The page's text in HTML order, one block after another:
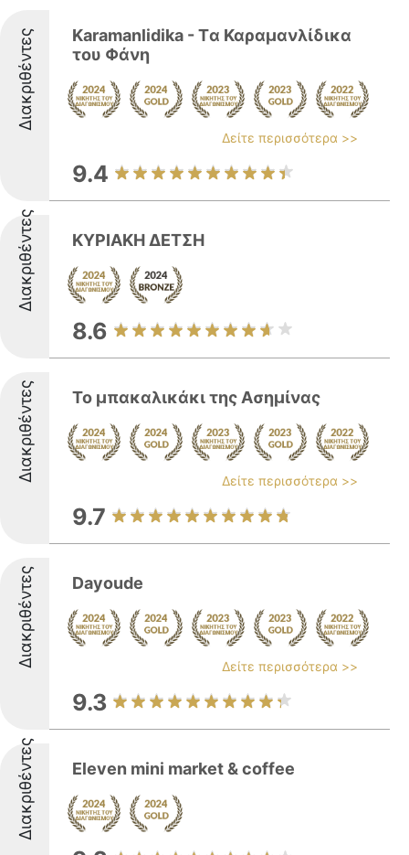
Διακριθέντες
Karamanlidika - Tα Καραμανλίδικα
του Φάνη
Δείτε περισσότερα >>
9.4
Διακριθέντες ΚΥΡΙΑΚΗ ΔΕΤΣΗ
8.6
Διακριθέντες Το μπακαλικάκι της Ασημίνας
Δείτε περισσότερα >>
9.7
Διακριθέντες Dayoude
Δείτε περισσότερα >>
9.3
Διακριθέντες Eleven mini market & coffee